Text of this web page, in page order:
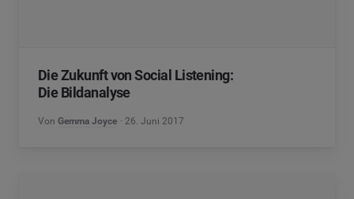
Die Zukunft von Social Listening:
Die Bildanalyse
Von Gemma Joyce 26. Juni 2017